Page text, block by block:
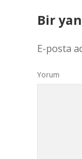
Bir
E-posta
Yorum